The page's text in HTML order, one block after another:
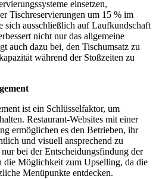
einsetzen,
Tischreservierungen um 15 % im
sich ausschließlich auf Laufkundschaft
nicht nur das allgemeine
auch dazu bei, den Tischumsatz zu
während der Stoßzeiten zu
ist ein Schlüsselfaktor, um
Restaurant-Websites mit einer
ermöglichen es den Betrieben, ihr
und visuell ansprechend zu
bei der Entscheidungsfindung der
die Möglichkeit zum Upselling, da die
Menüpunkte entdecken.